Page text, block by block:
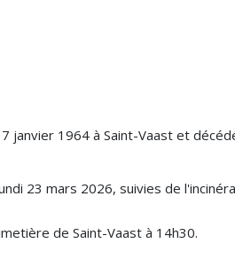
janvier 1964 à Saint-Vaast et
23 mars 2026, suivies de
de Saint-Vaast à 14h30.